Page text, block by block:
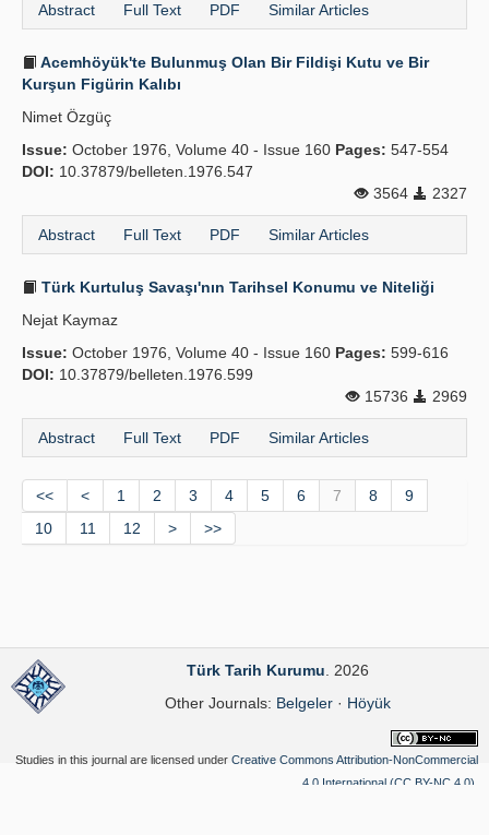
Abstract Full Text PDF Similar Articles
Acemhöyük'te Bulunmuş Olan Bir Fildişi Kutu ve Bir
Kurşun Figürin Kalıbı
Nimet Özgüç
Issue: October 1976, Volume 40 - Issue 160 Pages: 547-554
DOI: 10.37879/belleten.1976.547
3564
2327
Abstract Full Text PDF Similar Articles
Türk Kurtuluş Savaşı'nın Tarihsel Konumu ve Niteliği
Nejat Kaymaz
Issue: October 1976, Volume 40 - Issue 160 Pages: 599-616
DOI: 10.37879/belleten.1976.599
15736
2969
Abstract Full Text PDF Similar Articles
<< < 1 2 3 4 5 6 7 8
9
10
11 12 > >>
Türk Tarih Kurumu . 2026
Other Journals: Belgeler· Höyük
Studies in this journal are licensed under Creative Commons Attribution-NonCommercial
4.0 International (CC BY-NC 4.0)